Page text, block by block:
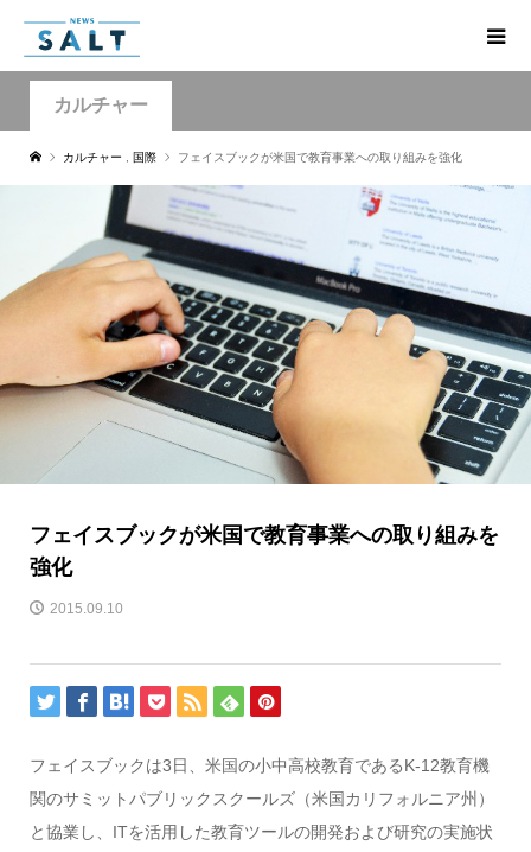
カルチャー
カルチャー 国際 フェイスブックが米国で教育事業への取り組みを強化
フェイスブックが米国で教育事業への取り組みを
強化
2015.09.10
フェイスブックは3日、米国の小中高校教育であるK-12教育機
関のサミットパブリックスクールズ（米国カリフォルニア州）
と協業し、ITを活用した教育ツールの開発および研究の実施状